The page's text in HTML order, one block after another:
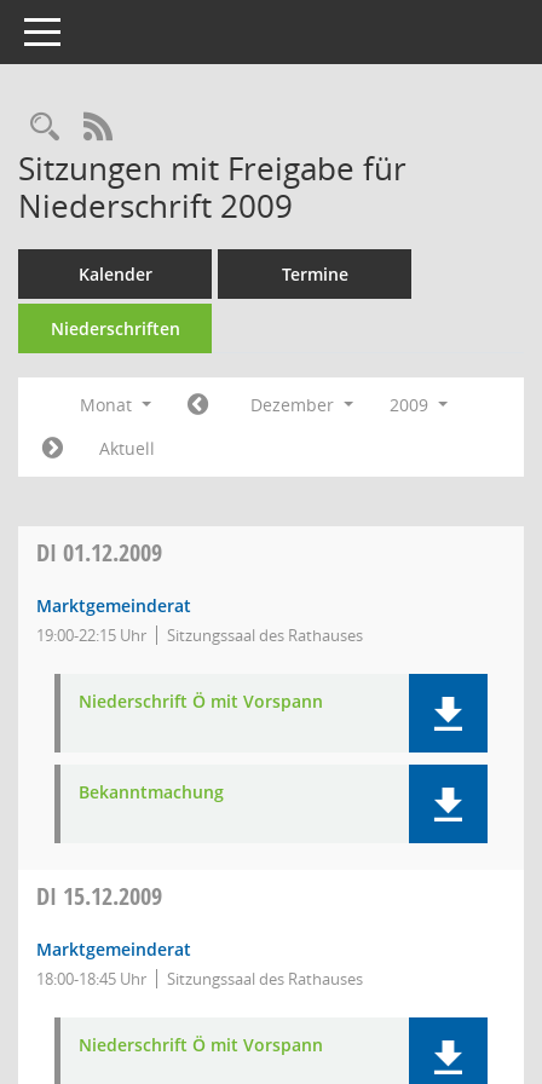
Toggle navigation
RSS-Feed
Sitzungen mit Freigabe für
Niederschrift 2009
Kalender Termine
Niederschriften
Monat Dezember
2009
Aktuell
DI 01.12.2009
Marktgemeinderat
19:00-22:15 Uhr Sitzungssaal des Rathauses
Niederschrift Ö mit Vorspann
Bekanntmachung
DI 15.12.2009
Marktgemeinderat
18:00-18:45 Uhr Sitzungssaal des Rathauses
Niederschrift Ö mit Vorspann